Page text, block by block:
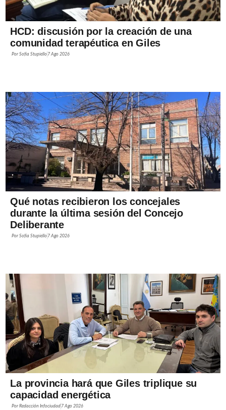
HCD: discusión por la creación de una
comunidad terapéutica en Giles
PorSofía Stupiello 7 Ago 2026
Qué notas recibieron los concejales
durante la última sesión del Concejo
Deliberante
PorSofía Stupiello 7 Ago 2026
La provincia hará que Giles triplique su
capacidad energética
PorRedacción Infociudad 7 Ago 2026